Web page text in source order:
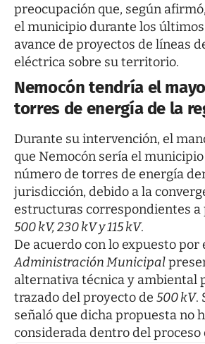
preocupación que, según
el municipio durante los
avance de proyectos de líneas
eléctrica sobre su territorio.
Nemocón tendría el
torres de energía de la
Durante su intervención, el
que Nemocón sería el
número de torres de energía
jurisdicción, debido a la
estructuras correspondientes a
500 kV, 230 kV y 115 kV.
De acuerdo con lo expuesto por
Administración Municipal
alternativa técnica y ambiental
trazado del proyecto de 500 kV.
señaló que dicha propuesta no
considerada dentro del proceso